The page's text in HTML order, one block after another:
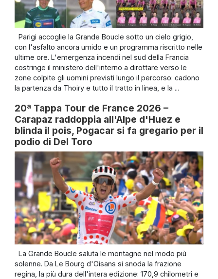
Parigi accoglie la Grande Boucle sotto un cielo grigio,
con l'asfalto ancora umido e un programma riscritto nelle
ultime ore. L'emergenza incendi nel sud della Francia
costringe il ministero dell'interno a dirottare verso le
zone colpite gli uomini previsti lungo il percorso: cadono
la partenza da Thoiry e tutto il tratto in linea, e la ...
20ª Tappa Tour de France 2026 –
Carapaz raddoppia all'Alpe d'Huez e
blinda il pois, Pogacar si fa gregario per il
podio di Del Toro
La Grande Boucle saluta le montagne nel modo più
solenne. Da Le Bourg d'Oisans si snoda la frazione
regina, la più dura dell'intera edizione: 170,9 chilometri e